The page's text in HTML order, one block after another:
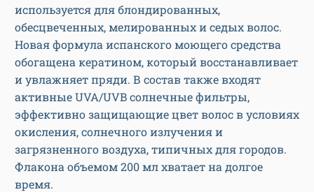
используется для блондированных,
обесцвеченных, мелированных и седых волос.
Новая формула испанского моющего средства
обогащена кератином, который восстанавливает
и увлажняет пряди. В состав также входят
активные UVA/UVB солнечные фильтры,
эффективно защищающие цвет волос в условиях
окисления, солнечного излучения и
загрязненного воздуха, типичных для городов.
Флакона объемом 200 мл хватает на долгое
время.